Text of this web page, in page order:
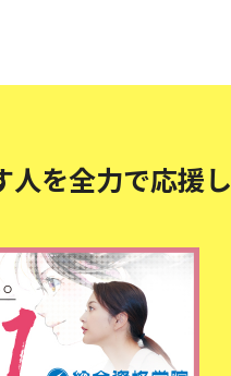
人を全力で応援